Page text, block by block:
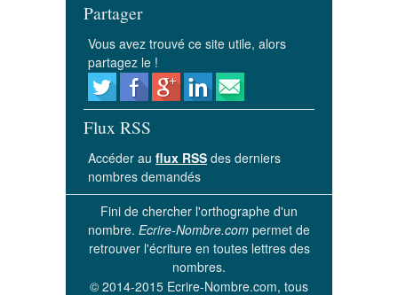
Partager
Vous avez trouvé ce site utile, alors
partagez le !
Flux RSS
Accéder au flux RSS des derniers
nombres demandés
Fini de chercher l'orthographe d'un
nombre. Ecrire-Nombre.com permet de
retrouver l'écriture en toutes lettres des
nombres.
© 2014-2015 Ecrire-Nombre.com, tous